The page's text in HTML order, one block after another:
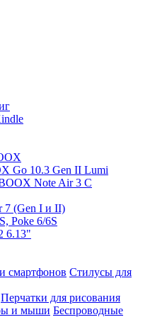
Go 10.3 Gen II Lumi
Note Air 3 C
7 (Gen I и II)
Poke 6/6S
6.13"
Стилусы для
Перчатки для рисования
Беспроводные